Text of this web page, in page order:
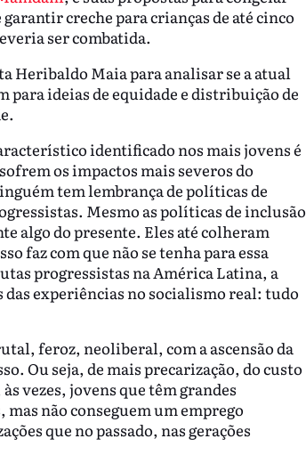
creche para crianças de até cinco
ser combatida.
Heribaldo Maia para analisar se a atual
para ideias de equidade e distribuição de
identificado nos mais jovens é
os impactos mais severos do
tem lembrança de políticas de
Mesmo as políticas de inclusão
algo do presente. Eles até colheram
faz com que não se tenha para essa
progressistas na América Latina, a
experiências no socialismo real: tudo
feroz, neoliberal, com a ascensão da
Ou seja, de mais precarização, do custo
vezes, jovens que têm grandes
não conseguem um emprego
que no passado, nas gerações